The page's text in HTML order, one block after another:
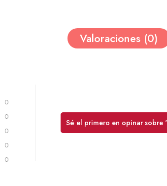
Valoraciones (0)
0
0
0
0
0
Sé el primero en opinar sobre